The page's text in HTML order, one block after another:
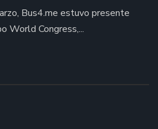
Bus4.me estuvo presente
World Congress,...